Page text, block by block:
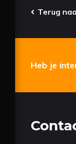
Terug
Heb je